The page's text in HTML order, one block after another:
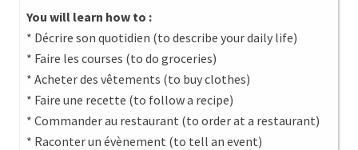
You will learn how to :
* Décrire son quotidien (to describe your daily life)
* Faire les courses (to do groceries)
* Acheter des vêtements (to buy clothes)
* Faire une recette (to follow a recipe)
* Commander au restaurant (to order at a restaurant)
* Raconter un évènement (to tell an event)